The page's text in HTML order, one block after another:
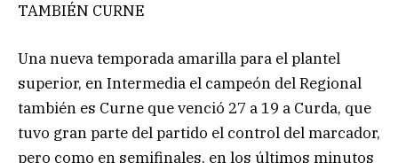
TAMBIÉN CURNE
Una nueva temporada amarilla para el plantel
superior, en Intermedia el campeón del Regional
también es Curne que venció 27 a 19 a Curda, que
tuvo gran parte del partido el control del marcador,
pero como en semifinales, en los últimos minutos